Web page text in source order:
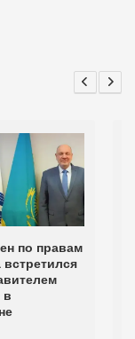
по правам
встретился